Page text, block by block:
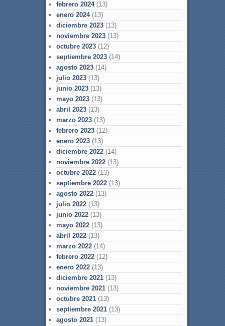
febrero 2024(13)
enero 2024(13)
diciembre 2023(13)
noviembre 2023(13)
octubre 2023(12)
septiembre 2023(14)
agosto 2023(14)
julio 2023(13)
junio 2023(13)
mayo 2023(13)
abril 2023(13)
marzo 2023(13)
febrero 2023(12)
enero 2023(13)
diciembre 2022(14)
noviembre 2022(13)
octubre 2022(13)
septiembre 2022(13)
agosto 2022(13)
julio 2022(13)
junio 2022(13)
mayo 2022(13)
abril 2022(13)
marzo 2022(14)
febrero 2022(12)
enero 2022(13)
diciembre 2021(13)
noviembre 2021(13)
octubre 2021(13)
septiembre 2021(13)
agosto 2021(13)